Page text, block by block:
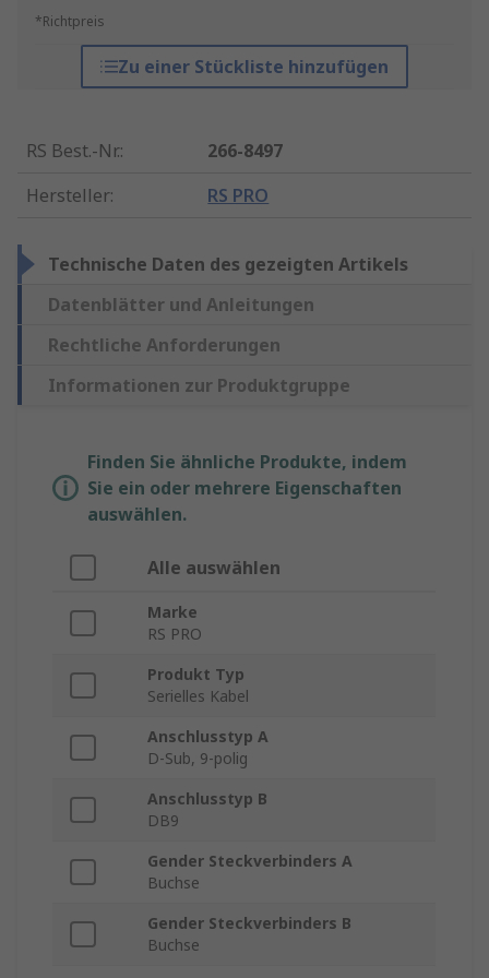
*Richtpreis
Zu einer Stückliste hinzufügen
RS Best.-Nr.:
266-8497
Hersteller: RS PRO
Technische Daten des gezeigten Artikels
Datenblätter und Anleitungen
Rechtliche Anforderungen
Informationen zur Produktgruppe
Finden Sie ähnliche Produkte, indem
Sie ein oder mehrere Eigenschaften
auswählen.
Alle auswählen
Marke
RS PRO
Produkt Typ
Serielles Kabel
Anschlusstyp A
D-Sub, 9-polig
Anschlusstyp B
DB9
Gender Steckverbinders A
Buchse
Gender Steckverbinders B
Buchse